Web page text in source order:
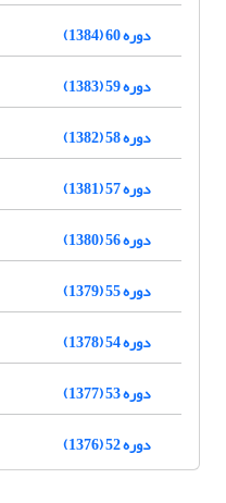
دوره 60 (1384)
دوره 59 (1383)
دوره 58 (1382)
دوره 57 (1381)
دوره 56 (1380)
دوره 55 (1379)
دوره 54 (1378)
دوره 53 (1377)
دوره 52 (1376)